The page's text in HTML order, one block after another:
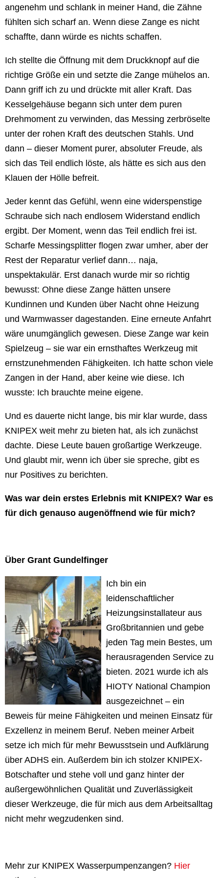
angenehm und schlank in meiner Hand, die Zähne
fühlten sich scharf an. Wenn diese Zange es nicht
schaffte, dann würde es nichts schaffen.
Ich stellte die Öffnung mit dem Druckknopf auf die
richtige Größe ein und setzte die Zange mühelos an.
Dann griff ich zu und drückte mit aller Kraft. Das
Kesselgehäuse begann sich unter dem puren
Drehmoment zu verwinden, das Messing zerbröselte
unter der rohen Kraft des deutschen Stahls. Und
dann – dieser Moment purer, absoluter Freude, als
sich das Teil endlich löste, als hätte es sich aus den
Klauen der Hölle befreit.
Jeder kennt das Gefühl, wenn eine widerspenstige
Schraube sich nach endlosem Widerstand endlich
ergibt. Der Moment, wenn das Teil endlich frei ist.
Scharfe Messingsplitter flogen zwar umher, aber der
Rest der Reparatur verlief dann… naja,
unspektakulär. Erst danach wurde mir so richtig
bewusst: Ohne diese Zange hätten unsere
Kundinnen und Kunden über Nacht ohne Heizung
und Warmwasser dagestanden. Eine erneute Anfahrt
wäre unumgänglich gewesen. Diese Zange war kein
Spielzeug – sie war ein ernsthaftes Werkzeug mit
ernstzunehmenden Fähigkeiten. Ich hatte schon viele
Zangen in der Hand, aber keine wie diese. Ich
wusste: Ich brauchte meine eigene.
Und es dauerte nicht lange, bis mir klar wurde, dass
KNIPEX weit mehr zu bieten hat, als ich zunächst
dachte. Diese Leute bauen großartige Werkzeuge.
Und glaubt mir, wenn ich über sie spreche, gibt es
nur Positives zu berichten.
Was war dein erstes Erlebnis mit KNIPEX? War es
für dich genauso augenöffnend wie für mich?
Über Grant Gundelfinger
Ich bin ein
leidenschaftlicher
Heizungsinstallateur aus
Großbritannien und gebe
jeden Tag mein Bestes, um
herausragenden Service zu
bieten. 2021 wurde ich als
HIOTY National Champion
ausgezeichnet – ein
Beweis für meine Fähigkeiten und meinen Einsatz für
Exzellenz in meinem Beruf. Neben meiner Arbeit
setze ich mich für mehr Bewusstsein und Aufklärung
über ADHS ein. Außerdem bin ich stolzer KNIPEX-
Botschafter und stehe voll und ganz hinter der
außergewöhnlichen Qualität und Zuverlässigkeit
dieser Werkzeuge, die für mich aus dem Arbeitsalltag
nicht mehr wegzudenken sind.
Mehr zur KNIPEX Wasserpumpenzangen? Hier